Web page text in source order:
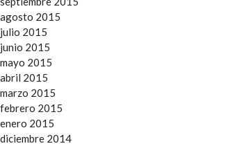
agosto 2015
julio 2015
junio 2015
mayo 2015
abril 2015
marzo 2015
febrero 2015
enero 2015
diciembre 2014